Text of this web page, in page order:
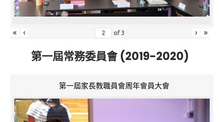
« ‹ of3 › »
第一屆常務委員會 (2019-2020)
第一屆家長教職員會周年會員大會